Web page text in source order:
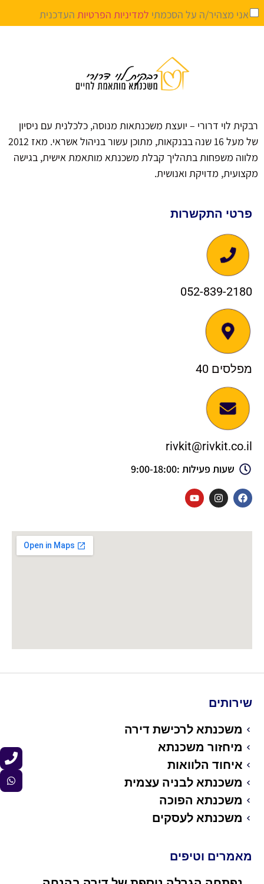
אני מצהיר/ה על הסכמתי למדיניות הפרטיות העדכנית
רבקית לוי דרורי – יועצת משכנתאות מנוסה, כלכלנית עם ניסיון
של מעל 16 שנה בבנקאות, מתוכן עשור בניהול אשראי. מאז 2012
מלווה משפחות בתהליך קבלת משכנתא מותאמת אישית, בגישה
מקצועית, מדויקת ואנושית.
פרטי התקשרות
052-839-2180
מפלסים 40
rivkit@rivkit.co.il
שעות פעילות :9:00-18:00
שירותים
משכנתא לרכישת דירה
מיחזור משכנתא
איחוד הלוואות
משכנתא לבניה עצמית
משכנתא הפוכה
משכנתא לעסקים
מאמרים וטיפים